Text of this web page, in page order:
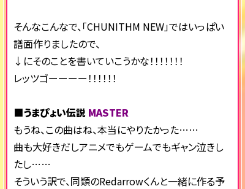
そんなこんなで、「CHUNITHM NEW」ではいっぱい
譜面作りましたので、
↓にそのことを書いていこうかな！！！！！！！
レッツゴーーーー！！！！！！
■うまぴょい伝説 MASTER
もうね、この曲はね、本当にやりたかった……
曲も大好きだしアニメでもゲームでもギャン泣きし
たし……
そういう訳で、同類のRedarrowくんと一緒に作る予